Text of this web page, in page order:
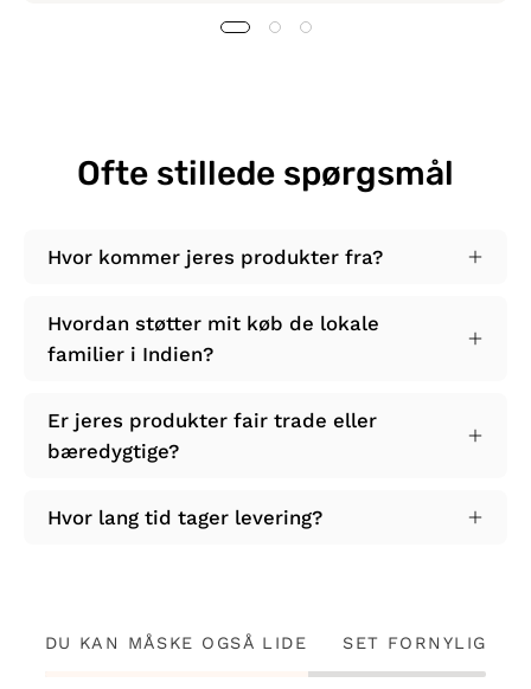
Ofte stillede spørgsmål
Hvor kommer jeres produkter fra?
Hvordan støtter mit køb de lokale
familier i Indien?
Er jeres produkter fair trade eller
bæredygtige?
Hvor lang tid tager levering?
DU KAN MÅSKE OGSÅ LIDE SET FORNYLIG